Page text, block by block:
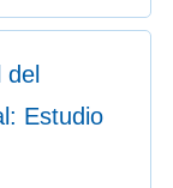
Estudio